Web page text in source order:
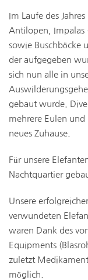
Im Laufe des
Antilopen, Impalas
sowie Buschböcke
der aufgegeben
sich nun alle in
gebaut wurde.
mehrere Eulen und
neues Zuhause.
Für unsere
Nachtquartier
Unsere
verwundeten
waren Dank des
Equipments
zuletzt
möglich.